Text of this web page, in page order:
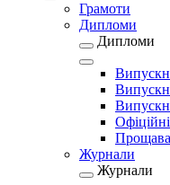
Грамоти
Дипломи
Дипломи
Журнали
Журнали